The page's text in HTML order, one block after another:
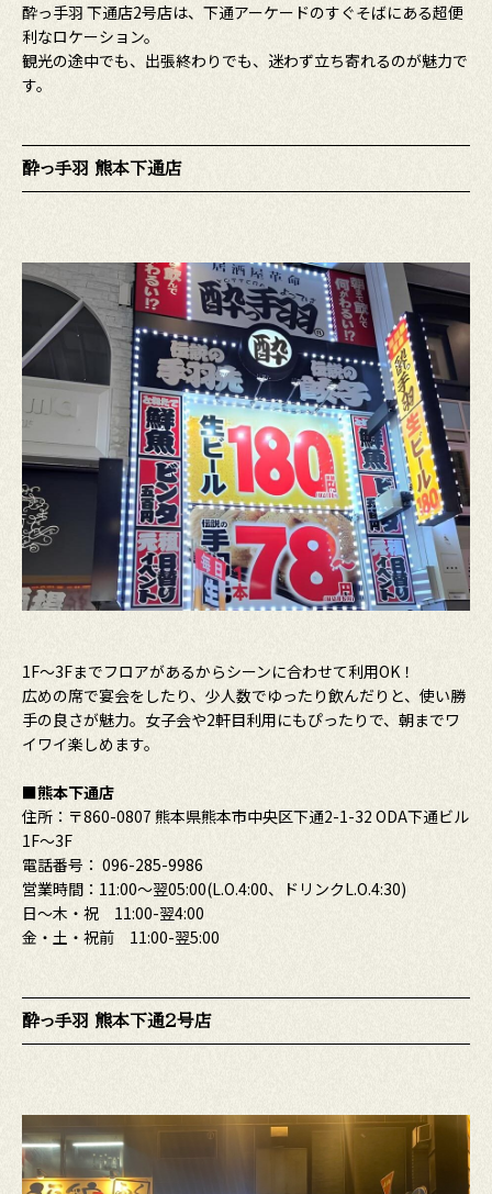
酔っ手羽 下通店2号店は、下通アーケードのすぐそばにある超便
利なロケーション。
観光の途中でも、出張終わりでも、迷わず立ち寄れるのが魅力で
す。
酔っ手羽 熊本下通店
1F〜3Fまでフロアがあるからシーンに合わせて利用OK！
広めの席で宴会をしたり、少人数でゆったり飲んだりと、使い勝
手の良さが魅力。女子会や2軒目利用にもぴったりで、朝までワ
イワイ楽しめます。
■熊本下通店
住所：〒860-0807 熊本県熊本市中央区下通2-1-32 ODA下通ビル
1F～3F
電話番号： 096-285-9986
営業時間：11:00〜翌05:00(L.O.4:00、ドリンクL.O.4:30)
日～木・祝 11:00-翌4:00
金・土・祝前 11:00-翌5:00
酔っ手羽 熊本下通2号店